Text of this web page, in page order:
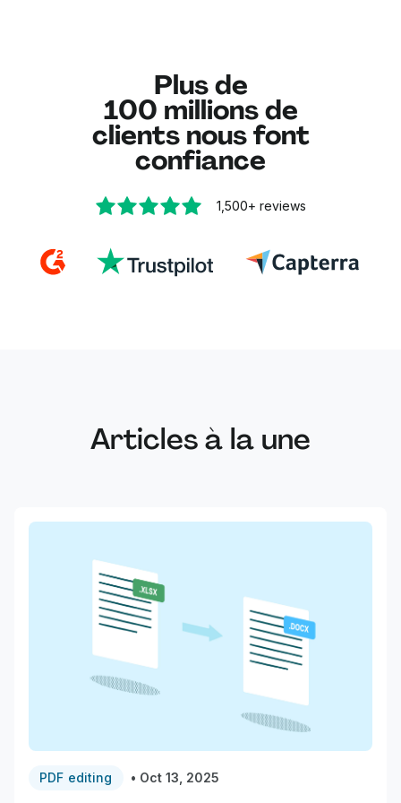
la sécurité de vos documents
Plus de
100 millions de
clients nous font
confiance
1,500+ reviews
Articles à la une
PDF editing • Oct 13, 2025